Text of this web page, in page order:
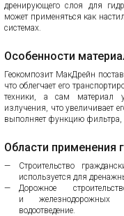
дренирующего слоя для
может применяться как
системах.
Особенности
Геокомпозит МакДрейн
что облегчает его
техники, а сам материал
излучения, что увеличивает
выполняет функцию фильтра,
Области применения
Строительство
используется для
Дорожное
и железнодорожных
водоотведение.